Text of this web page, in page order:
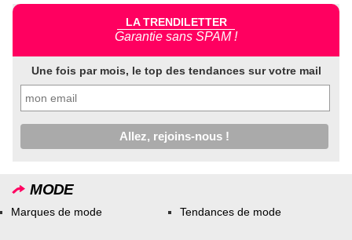
LA TRENDILETTER
Garantie sans SPAM !
Une fois par mois, le top des tendances sur votre mail
MODE
Marques de mode Tendances de mode